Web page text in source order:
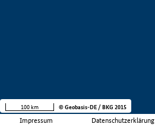
Impressum Datenschutzerklärung
100 km © Geobasis-DE / BKG 2015